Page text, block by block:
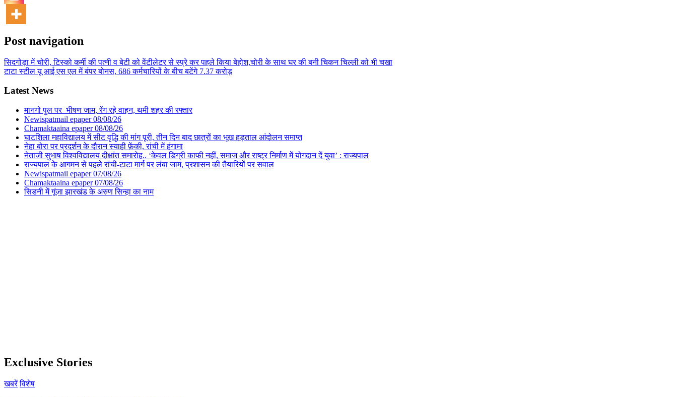
Post navigation
सिदगोड़ा में चोरी, टिस्को कर्मी की पत्नी व बेटी को वेंटीलेटर से स्प्रे कर पहले किया बेहोश,चोरी के साथ घर की बनी चिकन चिल्ली को भी चखा
टाटा स्टील यू आई एस एल में बंपर बोनस, 686 कर्मचारियों के बीच बटेंगे 7.37 करोड़
Latest News
मानगो पुल पर भीषण जाम, रेंग रहे वाहन, थमी शहर की रफ्तार
Newispatmail epaper 08/08/26
Chamaktaaina epaper 08/08/26
घाटशिला महाविद्यालय में सीट वृद्धि की मांग पूरी, तीन दिन बाद छात्रों का भूख हड़ताल आंदोलन समाप्त
नेहा बोरा पर प्रदर्शन के दौरान स्याही फ़ेंकी, रांची में हंगामा
नेताजी सुभाष विश्वविद्यालय दीक्षांत समारोह.. ‘केवल डिग्री काफी नहीं, समाज और राष्ट्र निर्माण में योगदान दें युवा’ : राज्यपाल
राज्यपाल के आगमन से पहले रांची-टाटा मार्ग पर लंबा जाम, प्रशासन की तैयारियों पर सवाल
Newispatmail epaper 07/08/26
Chamaktaaina epaper 07/08/26
सिडनी में गूंजा झारखंड के अरुण सिन्हा का नाम
Exclusive Stories
खबरें विशेष